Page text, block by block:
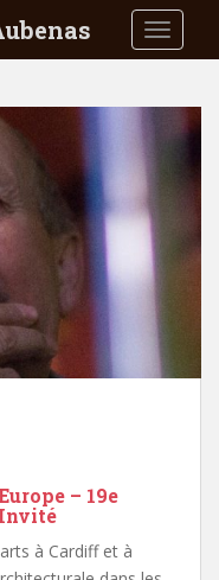
– 19e
Invité
à Cardiff et à